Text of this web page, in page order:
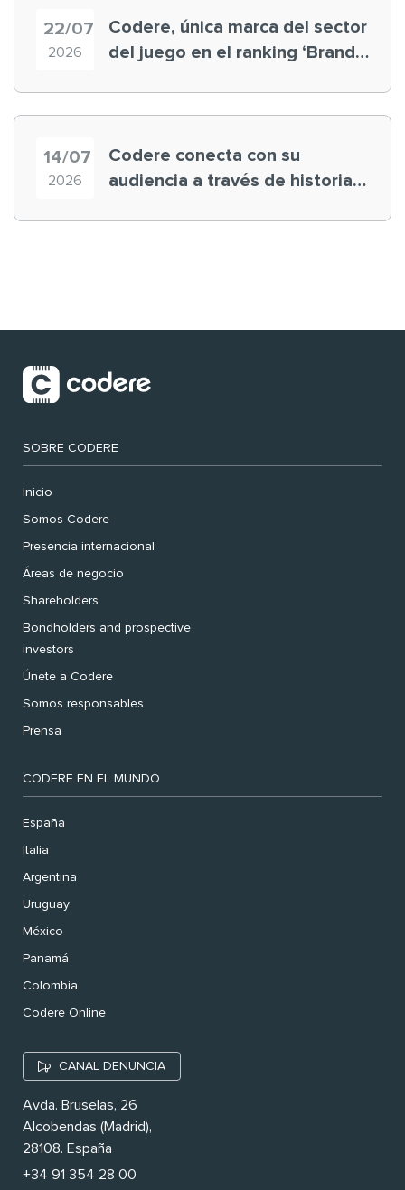
22/07
2026
Codere, única marca del sector
del juego en el ranking ‘Brand
14/07
2026
Codere conecta con su
audiencia a través de historias
SOBRE CODERE
Inicio
Somos Codere
Presencia internacional
Áreas de negocio
Shareholders
Bondholders and prospective
investors
Únete a Codere
Somos responsables
Prensa
CODERE EN EL MUNDO
España
Italia
Argentina
Uruguay
México
Panamá
Colombia
Codere Online
CANAL DENUNCIA
Avda. Bruselas, 26
Alcobendas (Madrid),
28108. España
+34 91 354 28 00